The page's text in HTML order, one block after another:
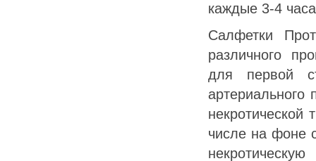
каждые 3-4
Салфетки
различного
для первой
артериального
числе на фоне